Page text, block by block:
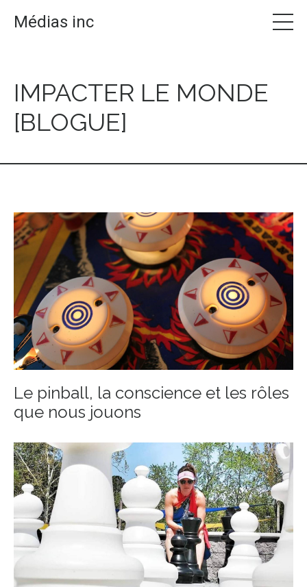
Médias inc
IMPACTER LE MONDE
[BLOGUE]
Le pinball, la conscience et les rôles
que nous jouons